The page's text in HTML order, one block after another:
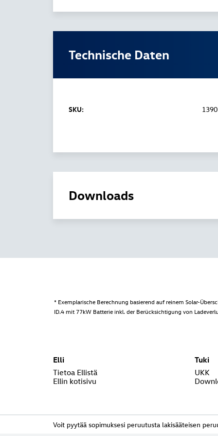
Technische Daten
SKU:
Downloads
* Exemplarische Berechnung basierend auf reinem Solar-
ID.4 mit 77kW Batterie inkl. der Berücksichtigung von
Elli
Tietoa Ellistä
Ellin kotisivu
Tuki
UKK
Voit pyytää sopimuksesi peruutusta lakisääteisen